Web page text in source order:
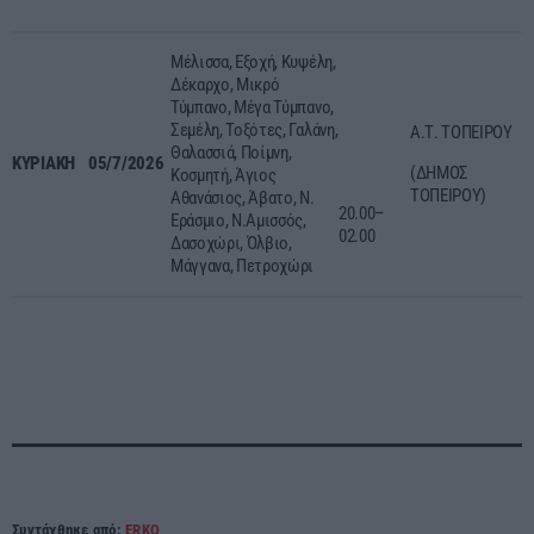
ΚΥΡΙΑΚΗ 05/7/2026
Μέλισσα, Εξοχή, Κυψέλη,
Δέκαρχο, Μικρό
Τύμπανο, Μέγα Τύμπανο,
Σεμέλη, Τοξότες, Γαλάνη,
Θαλασσιά, Ποίμνη,
Κοσμητή, Άγιος
Αθανάσιος, Άβατο, Ν.
Εράσμιο, Ν.Αμισσός,
Δασοχώρι, Όλβιο,
Μάγγανα, Πετροχώρι
20.00–
02.00
Α.Τ. ΤΟΠΕΙΡΟΥ
(ΔΗΜΟΣ
ΤΟΠΕΙΡΟΥ)
Συντάχθηκε από: ERKO